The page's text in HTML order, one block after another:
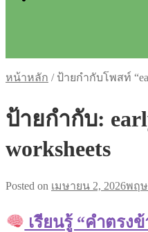
หน้าหลัก / ป้ายกำกับโพสท์
ป้ายกำกับ:
worksheets
Posted on เมษายน 2, 2026พฤษ
เรียนรู้ “คำตรง